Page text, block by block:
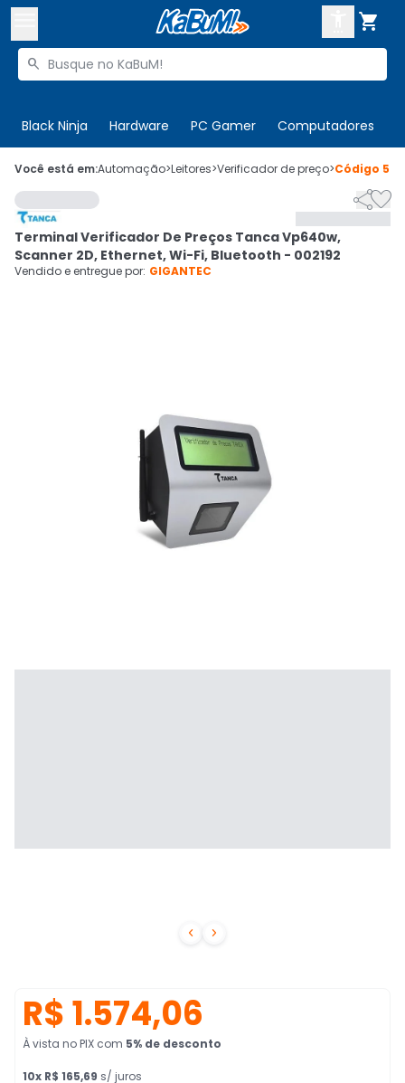

Buscar produtos

Black Ninja Hardware PC Gamer Computadores
 Olá. Acesse sua conta
 Departamentos
Cupons
CADASTRE-SE
Você está em:Automação>Leitores>Verificador de preço>Código
 

Terminal Verificador De Preços Tanca Vp640w,
Scanner 2D, Ethernet, Wi-Fi, Bluetooth - 002192
Vendido e entregue por: GIGANTEC
R$ 1.574,06
À vista no PIX com 5% de desconto
10x R$ 165,69 s/ juros